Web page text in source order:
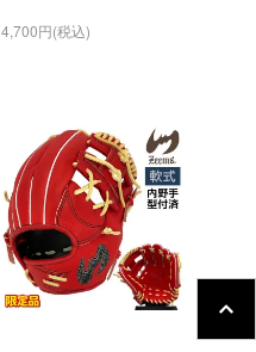
4,700円(税込)